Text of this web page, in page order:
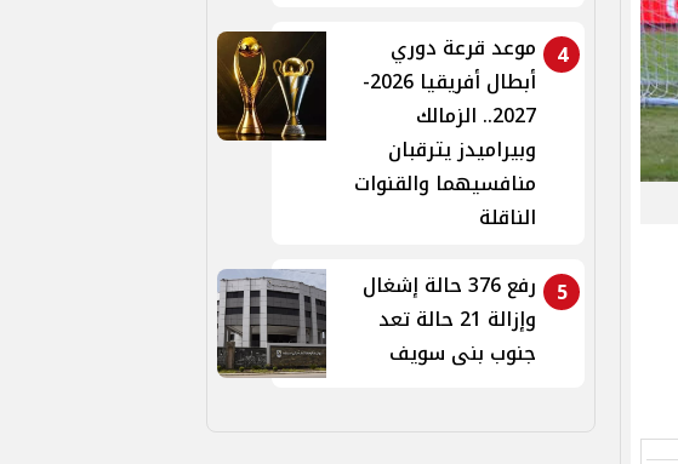
4
موعد قرعة دوري
أبطال أفريقيا 2026-
2027.. الزمالك
وبيراميدز يترقبان
منافسيهما والقنوات
الناقلة
5
رفع 376 حالة إشغال
وإزالة 21 حالة تعد
جنوب بنى سويف